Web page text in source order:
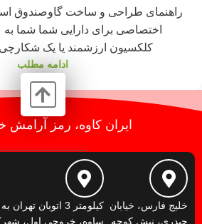
راهنمای طراحی و ساخت گاوصندوق
اختصاصی برای دارایی شما شما
کلکسیون ارزشمند یا یک
ادامه مطلب
ایران کاوه، رمز آرامش
خلیج فارس، خیابان
حیدری، نبش کوچه
کیلومتر 3 اتوبان تهران به
ساوه، خروجی اول،